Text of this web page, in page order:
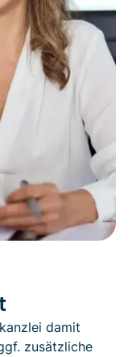
damit
zusätzliche